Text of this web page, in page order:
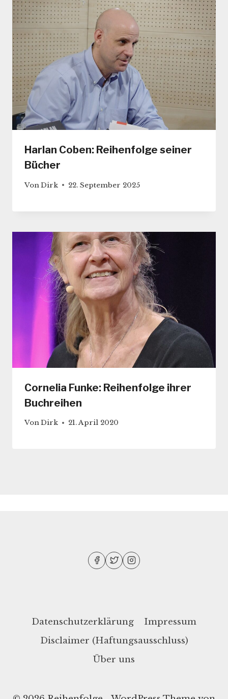
Harlan Coben: Reihenfolge seiner
Bücher
VonDirk 22. September 2025
Cornelia Funke: Reihenfolge ihrer
Buchreihen
VonDirk 21. April 2020
Datenschutzerklärung
Impressum
Disclaimer (Haftungsausschluss)
Über uns